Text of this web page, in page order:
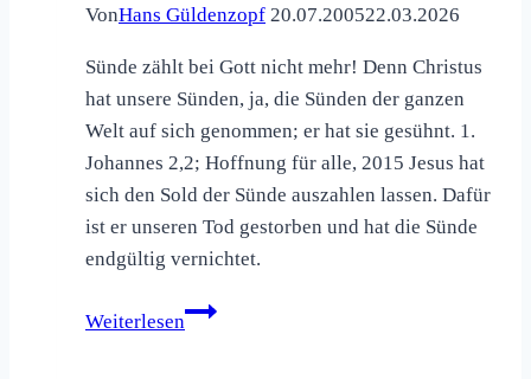
VonHans Güldenzopf 20.07.200522.03.2026
Sünde zählt bei Gott nicht mehr! Denn Christus
hat unsere Sünden, ja, die Sünden der ganzen
Welt auf sich genommen; er hat sie gesühnt. 1.
Johannes 2,2; Hoffnung für alle, 2015 Jesus hat
sich den Sold der Sünde auszahlen lassen. Dafür
ist er unseren Tod gestorben und hat die Sünde
endgültig vernichtet.
Weiterlesen
Sünde